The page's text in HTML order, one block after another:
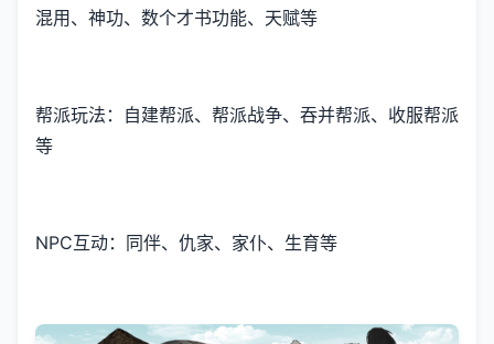
混用、神功、数个才书功能、天赋等
帮派玩法：自建帮派、帮派战争、吞并帮派、收服帮派
等
NPC互动：同伴、仇家、家仆、生育等